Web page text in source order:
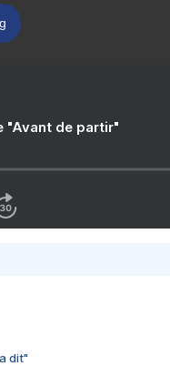
"Avant de partir"
dit"